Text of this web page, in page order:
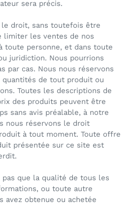
sera précis.
le droit, sans toutefois être
limiter les ventes de nos
toute personne, et dans toute
juridiction. Nous pourrions
par cas. Nous nous réservons
de tout produit ou
Toutes les descriptions de
des produits peuvent être
sans avis préalable, à notre
nous réservons le droit
à tout moment. Toute offre
présentée sur ce site est
pas que la qualité de tous les
ou toute autre
avez obtenue ou achetée